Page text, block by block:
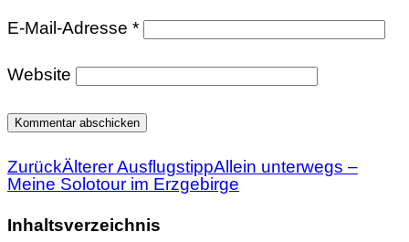
E-Mail-Adresse *
Website
ZurückÄlterer AusflugstippAllein unterwegs –
Meine Solotour im Erzgebirge
Inhaltsverzeichnis